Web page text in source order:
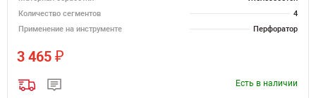
Количество сегментов
4
Применение на инструменте
Перфоратор
3 465 ₽
Есть в наличии